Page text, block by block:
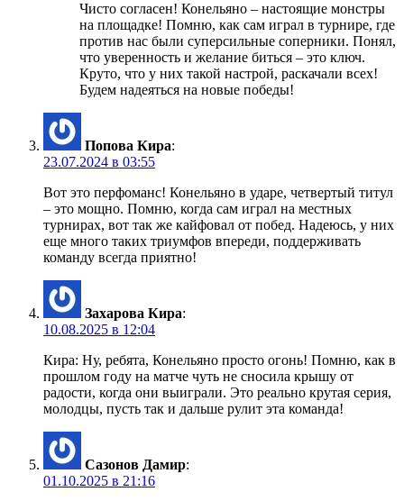
Чисто согласен! Конельяно – настоящие монстры
на площадке! Помню, как сам играл в турнире, где
против нас были суперсильные соперники. Понял,
что уверенность и желание биться – это ключ.
Круто, что у них такой настрой, раскачали всех!
Будем надеяться на новые победы!
Попова Кира:
23.07.2024 в 03:55
Вот это перфоманс! Конельяно в ударе, четвертый титул
– это мощно. Помню, когда сам играл на местных
турнирах, вот так же кайфовал от побед. Надеюсь, у них
еще много таких триумфов впереди, поддерживать
команду всегда приятно!
Захарова Кира:
10.08.2025 в 12:04
Кира: Ну, ребята, Конельяно просто огонь! Помню, как в
прошлом году на матче чуть не сносила крышу от
радости, когда они выиграли. Это реально крутая серия,
молодцы, пусть так и дальше рулит эта команда!
Сазонов Дамир:
01.10.2025 в 21:16